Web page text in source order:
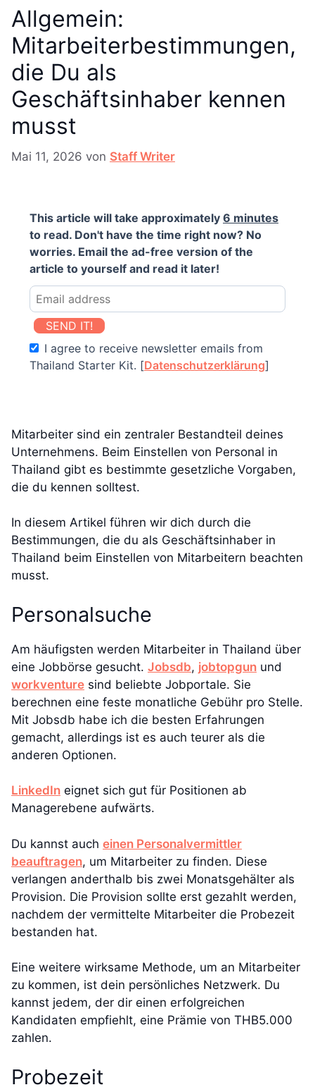
Allgemein:
Mitarbeiterbestimmungen,
die Du als
Geschäftsinhaber kennen
musst
Mai 11, 2026 von Staff Writer
This article will take approximately 6 minutes
to read. Don't have the time right now? No
worries. Email the ad-free version of the
article to yourself and read it later!
SEND IT!
I agree to receive newsletter emails from
Thailand Starter Kit. [Datenschutzerklärung]
Mitarbeiter sind ein zentraler Bestandteil deines
Unternehmens. Beim Einstellen von Personal in
Thailand gibt es bestimmte gesetzliche Vorgaben,
die du kennen solltest.
In diesem Artikel führen wir dich durch die
Bestimmungen, die du als Geschäftsinhaber in
Thailand beim Einstellen von Mitarbeitern beachten
musst.
Personalsuche
Am häufigsten werden Mitarbeiter in Thailand über
eine Jobbörse gesucht. Jobsdb, jobtopgun und
workventure sind beliebte Jobportale. Sie
berechnen eine feste monatliche Gebühr pro Stelle.
Mit Jobsdb habe ich die besten Erfahrungen
gemacht, allerdings ist es auch teurer als die
anderen Optionen.
LinkedIn eignet sich gut für Positionen ab
Managerebene aufwärts.
Du kannst auch einen Personalvermittler
beauftragen, um Mitarbeiter zu finden. Diese
verlangen anderthalb bis zwei Monatsgehälter als
Provision. Die Provision sollte erst gezahlt werden,
nachdem der vermittelte Mitarbeiter die Probezeit
bestanden hat.
Eine weitere wirksame Methode, um an Mitarbeiter
zu kommen, ist dein persönliches Netzwerk. Du
kannst jedem, der dir einen erfolgreichen
Kandidaten empfiehlt, eine Prämie von THB5.000
zahlen.
Probezeit